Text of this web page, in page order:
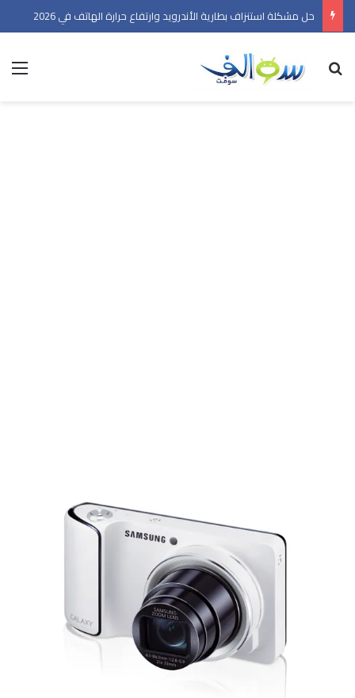
حل مشكلة استنزاف بطارية الأندرويد وارتفاع حرارة الهاتف في 2026
بحث عن